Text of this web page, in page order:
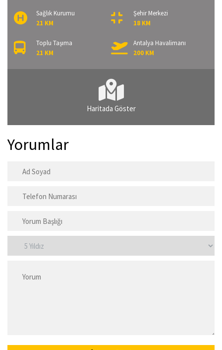
Sağlık Kurumu
21 KM
Şehir Merkezi
18 KM
Toplu Taşıma
21 KM
Antalya Havalimanı
200 KM
Haritada Göster
Yorumlar